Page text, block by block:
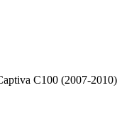
C100 (2007-2010)